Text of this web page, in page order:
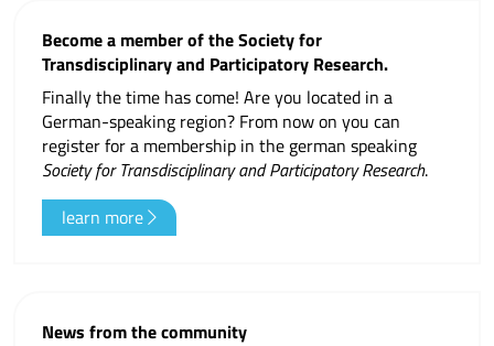
Become a member of the Society for
Transdisciplinary and Participatory Research.
Finally the time has come! Are you located in a
German-speaking region? From now on you can
register for a membership in the german speaking
Society for Transdisciplinary and Participatory Research.
learn more
News from the community